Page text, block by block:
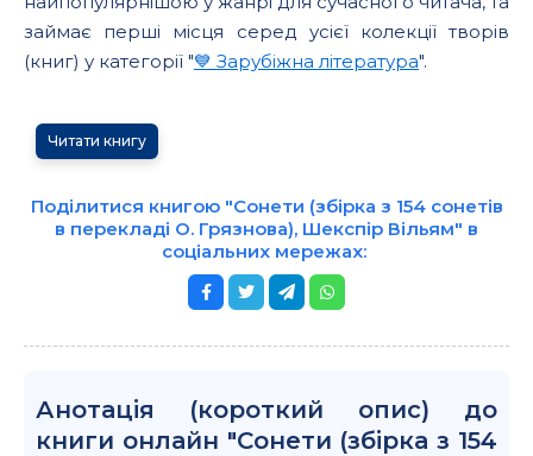
займає перші місця серед усієї колекції творів
(книг) у категорії "💙 Зарубіжна література".
Читати книгу
Поділитися книгою "Сонети (збірка з 154 сонетів
в перекладі О. Грязнова), Шекспір Вільям" в
соціальних мережах:
Анотація (короткий опис) до
книги онлайн "Сонети (збірка з 154